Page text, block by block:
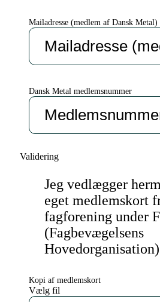
Mailadresse (medlem af Dansk Metal)
Dansk Metal medlemsnummer
Validering
Jeg vedlægger
eget medlemskort
fagforening under
(Fagbevægelsens
Hovedorganisation)
Kopi af medlemskort
Vælg fil